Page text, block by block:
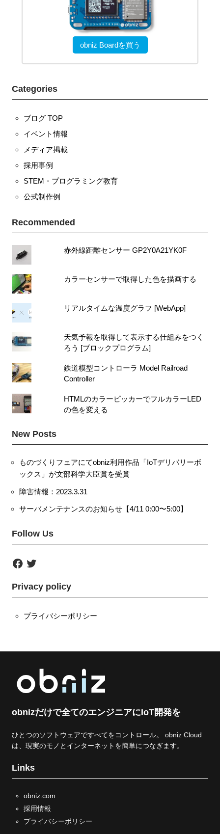
obniz Boardを買う
Categories
ブログ TOP
イベント情報
メディア掲載
採用事例
STEM・プログラミング教育
公式制作例
Recommended
赤外線距離センサー GP2Y0A21YK0F
カラーセンサーで取得した色を描画する
リアルタイムな温度グラフ [WebApp]
天気予報を取得して表示する仕組みをつく
ろう [ブロックプログラム]
鉄道模型コントローラ Model Railroad
Controller
HTMLのカラーピッカーでフルカラーLED
の色を変える
New Posts
ものづくりフェアにてobniz利用作品「IoTデリバリーボ
ックス」が文部科学大臣賞を受賞
障害情報：2023.3.31
サーバメンテナンスのお知らせ【4/11 0:00〜5:00】
Follow Us
F
a
e
b
o
T
w
t
t
e
Privacy policy
プライバシーポリシー
obnizだけで全てのエンジニアにIoT開発を
ひとつのソフトウェアですべてをコントロール。 obniz Cloud
は、現実のモノとインターネットを簡単につなぎます。
Links
obniz.com
採用情報
プライバシーポリシー